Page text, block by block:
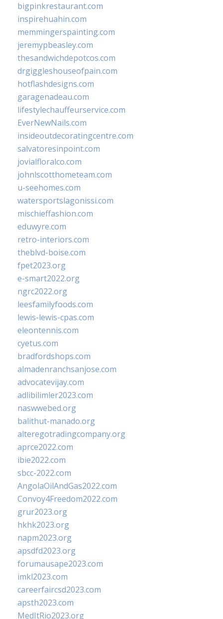
bigpinkrestaurant.com
inspirehuahin.com
memmingerspainting.com
jeremypbeasley.com
thesandwichdepotcos.com
drgiggleshouseofpain.com
hotflashdesigns.com
garagenadeau.com
lifestylechauffeurservice.com
EverNewNails.com
insideoutdecoratingcentre.com
salvatoresinpoint.com
jovialfloralco.com
johnlscotthometeam.com
u-seehomes.com
watersportslagonissi.com
mischieffashion.com
eduwyre.com
retro-interiors.com
theblvd-boise.com
fpet2023.org
e-smart2022.org
ngrc2022.org
leesfamilyfoods.com
lewis-lewis-cpas.com
eleontennis.com
cyetus.com
bradfordshops.com
almadenranchsanjose.com
advocatevijay.com
adlibilimler2023.com
naswwebed.org
balithut-manado.org
alteregotradingcompany.org
aprce2022.com
ibie2022.com
sbcc-2022.com
AngolaOilAndGas2022.com
Convoy4Freedom2022.com
grur2023.org
hkhk2023.org
napm2023.org
apsdfd2023.org
forumausape2023.com
imkl2023.com
careerfaircsd2023.com
apsth2023.com
MedItRio2023.org